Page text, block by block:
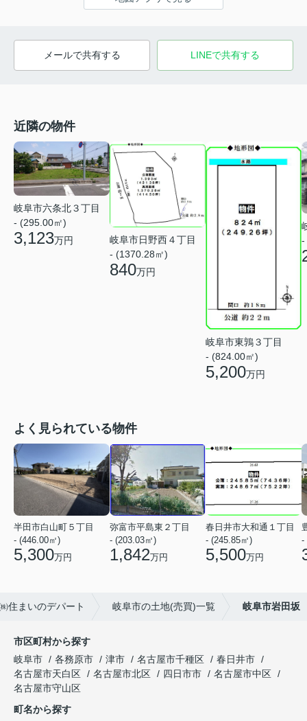
メールで共有する LINEで共有する
近隣の物件
岐阜市六条北３丁目
- (295.00㎡)
3,123万円
岐阜市日野西４丁目
- (1370.28㎡)
840万円
岐阜市東鶉３丁目
- (824.00㎡)
5,200万円
-
よく見られている物件
半田市白山町５丁目
- (446.00㎡)
5,300万円
弥富市平島東２丁目
- (203.03㎡)
1,842万円
春日井市大和通１丁目
- (245.85㎡)
5,500万円
-
住まいのデパート 岐阜市の土地(売買)一覧 岐阜市岩田坂
市区町村から探す
岐阜市
各務原市 津市 名古屋市千種区
春日井市
名古屋市天白区
名古屋市北区 四日市市
名古屋市中区
名古屋市守山区
町名から探す